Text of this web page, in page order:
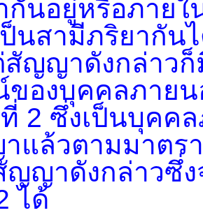
กันอยู่หรือภาย
ป็นสามีภริยากัน
สัญญาดังกล่าว
ของบุคคลภาย
2 ซึ่งเป็นบุคค
แล้วตามมาตรา
ญญาดังกล่าวซึ่ง
ได้